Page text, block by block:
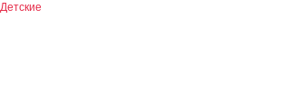
Детские